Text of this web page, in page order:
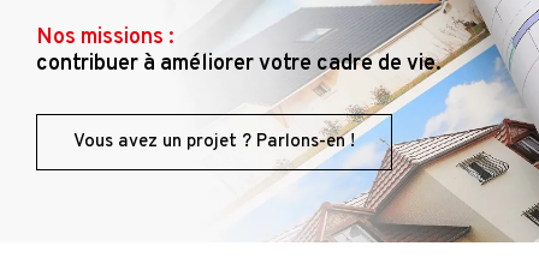
Nos missions :
contribuer à améliorer votre cadre de vie.
Vous avez un projet ? Parlons-en !